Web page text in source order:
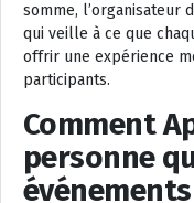
somme, l’organisateur
qui veille à ce que
offrir une expérience
participants.
Comment
personne